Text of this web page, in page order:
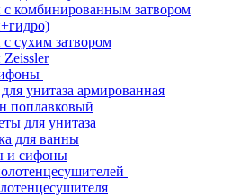
комбинированным затвором
сухим затвором
унитаза армированная
поплавковый
для унитаза
для ванны
и сифоны